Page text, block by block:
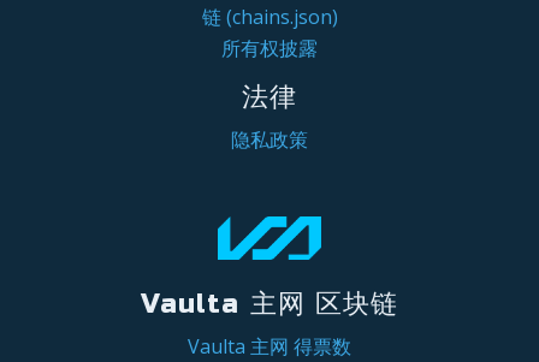
链 (chains.json)
所有权披露
法律
隐私政策
Vaulta 主网 区块链
Vaulta 主网 得票数